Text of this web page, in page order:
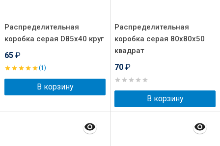
Распределительная
коробка серая D85x40 круг
65 ₽
(1)
В корзину
Распределительная
коробка серая 80x80x50
квадрат
70 ₽
В корзину